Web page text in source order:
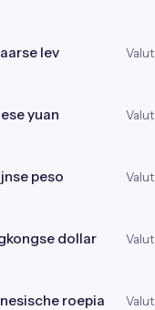
lev
yuan
peso
dollar
roepia